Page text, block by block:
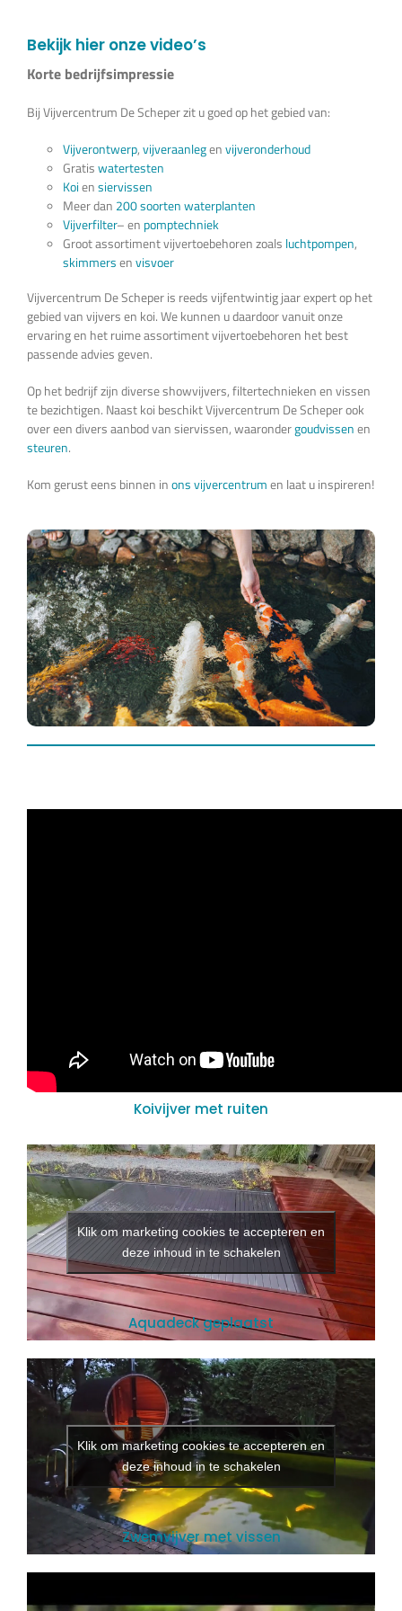
Koi’s en siervissen
Impressie
Contact
Onze Webshop >>>
Bekijk hier onze video’s
Korte bedrijfsimpressie
Bij Vijvercentrum De Scheper zit u goed op het gebied van:
Vijverontwerp,vijveraanlegenvijveronderhoud
Gratiswatertesten
Koiensiervissen
Meer dan 200 soorten waterplanten
Vijverfilter– en pomptechniek
Groot assortiment vijvertoebehoren zoals luchtpompen,
skimmersenvisvoer
Vijvercentrum De Scheper is reeds vijfentwintig jaar expert op het
gebied van vijvers en koi. We kunnen u daardoor vanuit onze
ervaring en het ruime assortiment vijvertoebehoren het best
passende advies geven.
Op het bedrijf zijn diverse showvijvers, filtertechnieken en vissen
te bezichtigen. Naast koi beschikt Vijvercentrum De Scheper ook
over een divers aanbod van siervissen, waarondergoudvissenen
steuren.
Kom gerust eens binnen inons vijvercentrumen laat u inspireren!
Koivijver met ruiten
Aquadeck geplaatst
Klik om marketing cookies te accepteren en
deze inhoud in te schakelen
Zwemvijver met vissen
Klik om marketing cookies te accepteren en
deze inhoud in te schakelen